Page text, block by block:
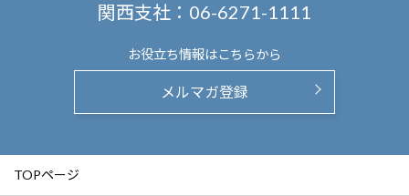
関西支社： 06-6271-1111
お役立ち情報はこちらから
メルマガ登録
TOPページ